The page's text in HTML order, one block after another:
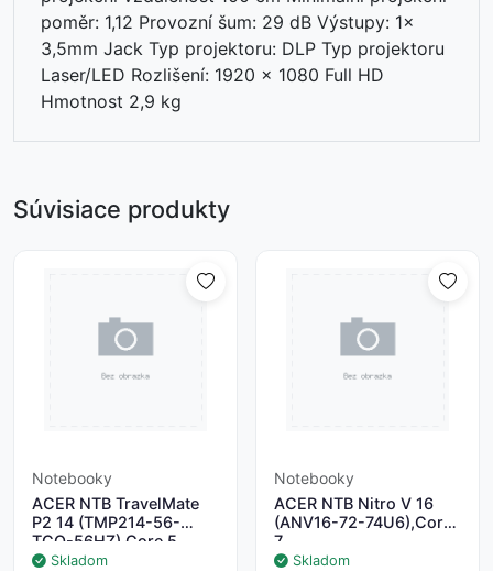
poměr: 1,12 Provozní šum: 29 dB Výstupy: 1x
3,5mm Jack Typ projektoru: DLP Typ projektoru
Laser/LED Rozlišení: 1920 x 1080 Full HD
Hmotnost 2,9 kg
Súvisiace produkty
Notebooky
ACER NTB TravelMate
P2 14 (TMP214-56-
TCO-56HZ),Core 5
120U,14"
Skladom
Notebooky
ACER NTB Nitro V 16
(ANV16-72-74U6),Core
7
240H,16"WUXGA,32GB,1TB
Skladom